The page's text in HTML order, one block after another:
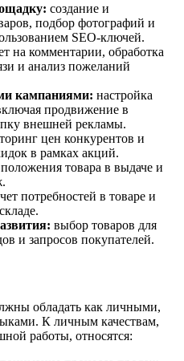
создание и
подбор фотографий и
SEO-ключей.
на комментарии, обработка
и анализ пожеланий
кампаниями: настройка
продвижение в
внешней рекламы.
цен конкурентов и
в рамках акций.
товара в выдаче и
потребностей в товаре и
выбор товаров для
и запросов покупателей.
обладать как личными,
К личным качествам,
работы, относятся: